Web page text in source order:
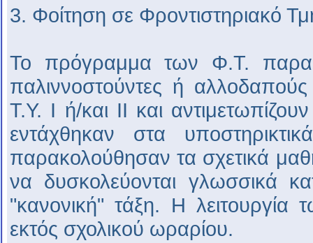
3. Φοίτηση σε Φροντιστηριακό
Το πρόγραμμα των Φ.Τ.
παλιννοστούντες ή
Τ.Υ. Ι ή/και ΙΙ και
εντάχθηκαν στα
παρακολούθησαν τα σχετικά
να δυσκολεύονται γλωσσικά
"κανονική" τάξη. Η λειτουργία
εκτός σχολικού ωραρίου.